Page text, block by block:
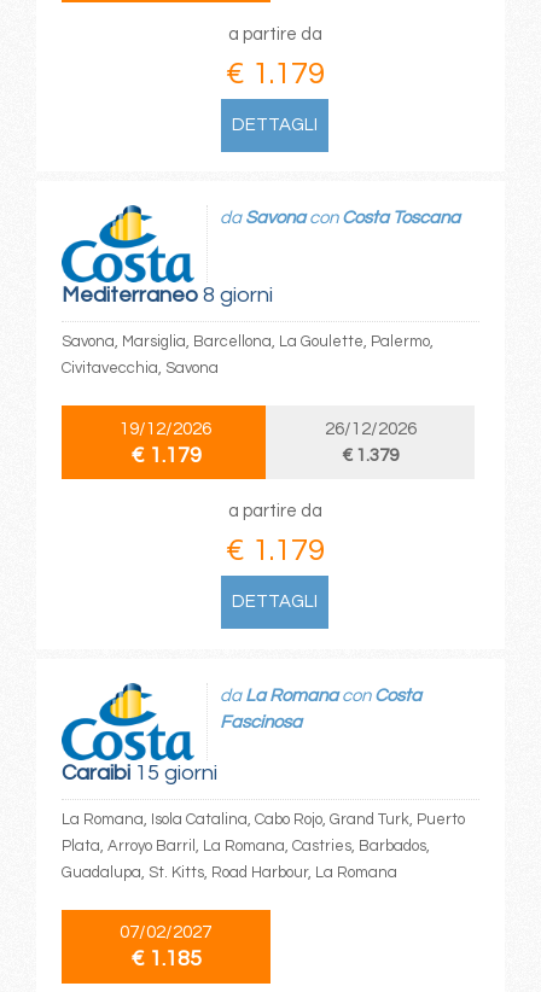
a partire da
€ 1.179
DETTAGLI
Mediterraneo8 giorni
da Savonacon Costa Toscana
Savona, Marsiglia, Barcellona, La Goulette, Palermo,
Civitavecchia, Savona
19/12/2026
€ 1.179
26/12/2026
€ 1.379
a partire da
€ 1.179
DETTAGLI
Caraibi15 giorni
da La Romanacon Costa
Fascinosa
La Romana, Isola Catalina, Cabo Rojo, Grand Turk, Puerto
Plata, Arroyo Barril, La Romana, Castries, Barbados,
Guadalupa, St. Kitts, Road Harbour, La Romana
07/02/2027
€ 1.185